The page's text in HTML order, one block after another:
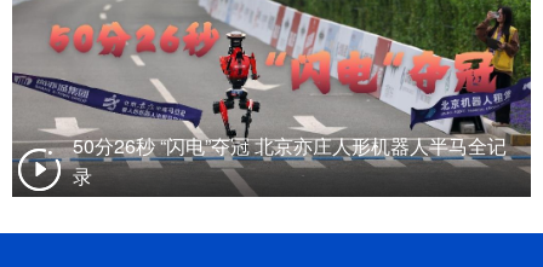
50分26秒 “闪电”夺冠 北京亦庄人形机器人半马全记
录